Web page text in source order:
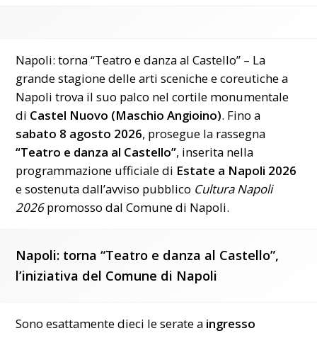
Napoli: torna “Teatro e danza al Castello” – La
grande stagione delle arti sceniche e coreutiche a
Napoli trova il suo palco nel cortile monumentale
di Castel Nuovo (Maschio Angioino). Fino a
sabato 8 agosto 2026, prosegue la rassegna
“Teatro e danza al Castello”, inserita nella
programmazione ufficiale di Estate a Napoli 2026
e sostenuta dall’avviso pubblico Cultura Napoli
2026promosso dalComune di Napoli.
Napoli: torna “Teatro e danza al Castello”,
l’iniziativa del Comune di Napoli
Sono esattamente dieci le serate a ingresso